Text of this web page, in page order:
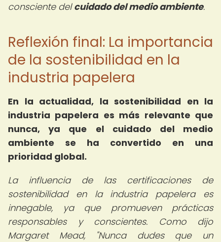
consciente delcuidado del medio ambiente.
Reflexión final: La importancia
de la sostenibilidad en la
industria papelera
En la actualidad, la sostenibilidad en la
industria papelera es más relevante que
nunca, ya que el cuidado del medio
ambiente se ha convertido en una
prioridad global.
La influencia de las certificaciones de
sostenibilidad en la industria papelera es
innegable, ya que promueven prácticas
responsables y conscientes. Como dijo
Margaret Mead, "Nunca dudes que un